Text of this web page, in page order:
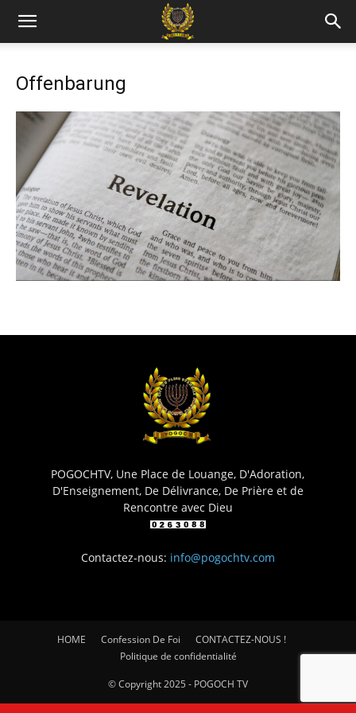
Offenbarung
POGOCHTV, Une Place de Louange, D'Adoration,
D'Enseignement, De Délivrance, De Prière et de
Rencontre avec Dieu
Contactez-nous: info@pogochtv.com
HOME Confession De Foi
CONTACTEZ-NOUS !
Politique de confidentialité
© Copyright 2025 - POGOCH TV